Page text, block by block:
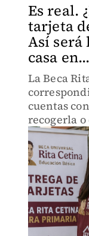
Es real.
tarjeta
Así será
casa en...
La Beca
cuentas
recogerla